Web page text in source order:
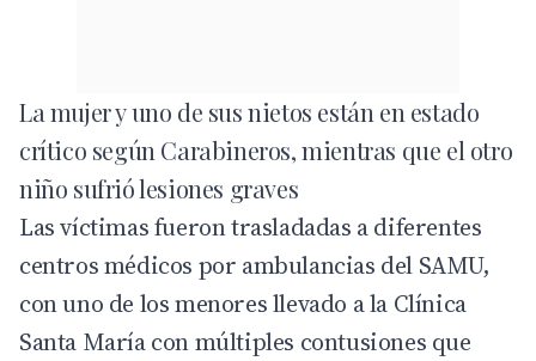
La mujer y uno de sus nietos están en estado
crítico según Carabineros, mientras que el otro
niño sufrió lesiones graves
Las víctimas fueron trasladadas a diferentes
centros médicos por ambulancias del SAMU,
con uno de los menores llevado a la Clínica
Santa María con múltiples contusiones que